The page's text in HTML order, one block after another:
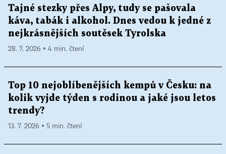
Tajné stezky přes Alpy, tudy se pašovala
káva, tabák i alkohol. Dnes vedou k jedné z
nejkrásnějších soutěsek Tyrolska
28. 7. 2026 ▪ 4 min. čtení
Top 10 nejoblíbenějších kempů v Česku: na
kolik vyjde týden s rodinou a jaké jsou letos
trendy?
13. 7. 2026 ▪ 5 min. čtení